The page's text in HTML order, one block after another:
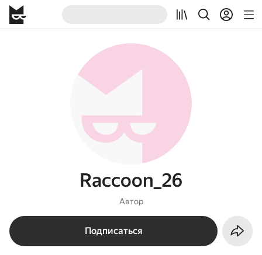
Raccoon_26
Автор
Подписаться